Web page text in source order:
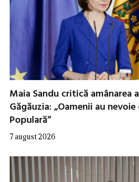
Maia Sandu critică amânarea
Găgăuzia: „Oamenii au
Populară”
7 august 2026